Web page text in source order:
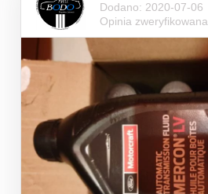
Dodano: 2020-07-06
Opinia zweryfikowana